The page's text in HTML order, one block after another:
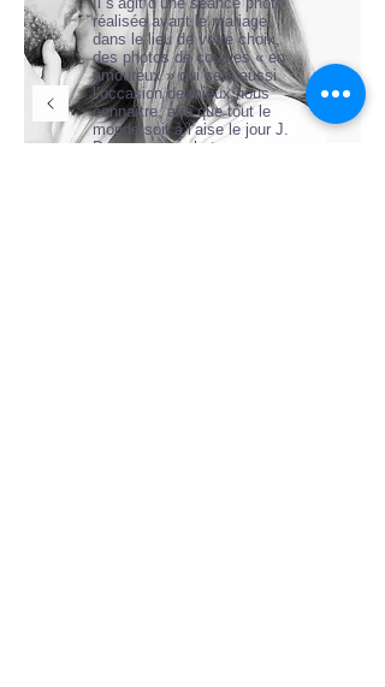
réalisée avant le mariage,
dans le lieu de votre choix,
des photos de couples « en
amoureux » qui sera aussi
l’occasion de mieux nous
connaître, afin que tout le
monde soit à l’aise le jour J.
De plus, ces photos